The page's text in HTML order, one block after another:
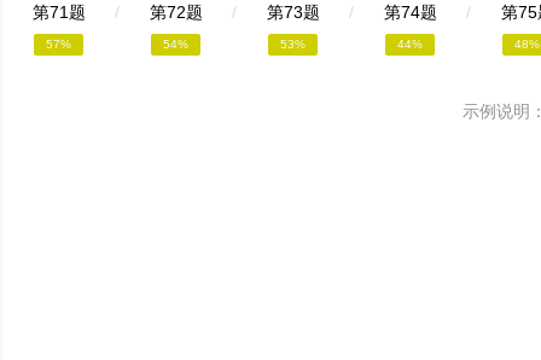
第71题 /
57%
第72题 /
54%
第73题 /
53%
第74题 /
44%
第75
48%
示例说明